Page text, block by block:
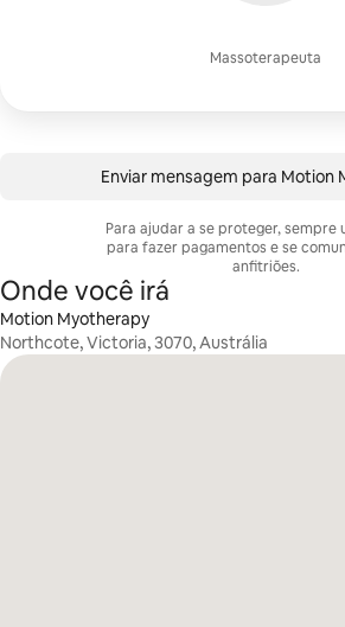
Massoterapeuta
Enviar mensagem para Motion
Para ajudar a se proteger, sempre
para fazer pagamentos e se
anfitriões.
Onde você irá
Motion Myotherapy
Northcote, Victoria, 3070, Austrália